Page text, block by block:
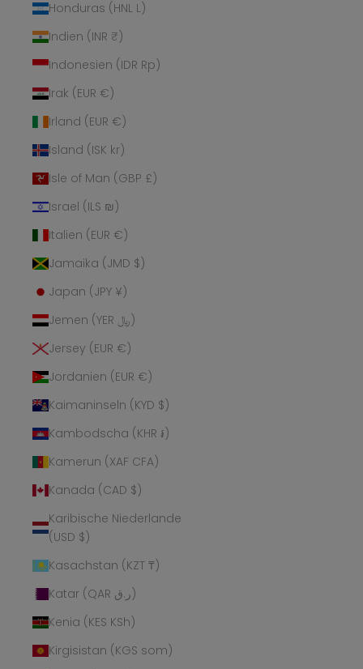
Honduras (HNL L)
Indien (INR ₹)
Indonesien (IDR Rp)
Irak (EUR €)
Irland (EUR €)
Island (ISK kr)
Isle of Man (GBP £)
Israel (ILS ₪)
Italien (EUR €)
Jamaika (JMD $)
Japan (JPY ¥)
Jemen (YER ﷼)
Jersey (EUR €)
Jordanien (EUR €)
Kaimaninseln (KYD $)
Kambodscha (KHR ៛)
Kamerun (XAF CFA)
Kanada (CAD $)
Karibische Niederlande
(USD $)
Kasachstan (KZT ₸)
Katar (QAR ر.ق)
Kenia (KES KSh)
Kirgisistan (KGS som)